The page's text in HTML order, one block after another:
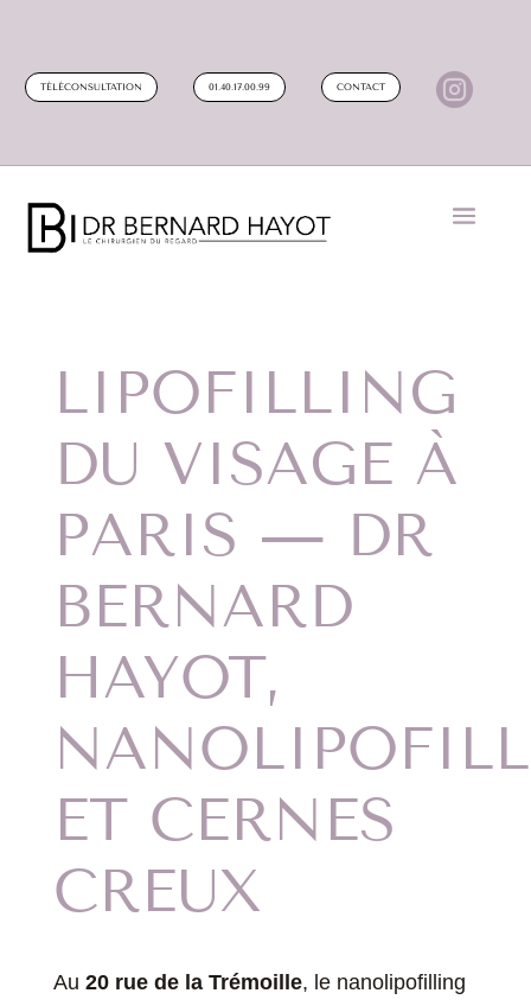
TÉLÉCONSULTATION 01.40.17.00.99 CONTACT 
LIPOFILLING
DU VISAGE À
PARIS — DR
BERNARD
HAYOT,
ET CERNES
CREUX
Au 20 rue de la Trémoille, le nanolipofilling